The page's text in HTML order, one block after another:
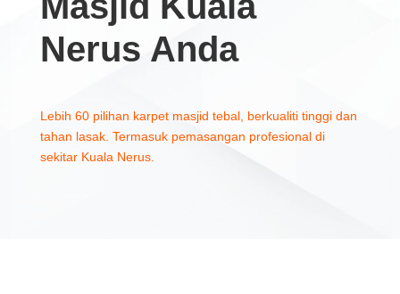
Nerus Anda
Lebih 60 pilihan karpet masjid tebal, berkualiti tinggi dan
tahan lasak. Termasuk pemasangan profesional di
sekitar Kuala Nerus.